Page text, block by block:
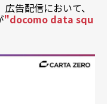
告配信において、
"docomo data squ